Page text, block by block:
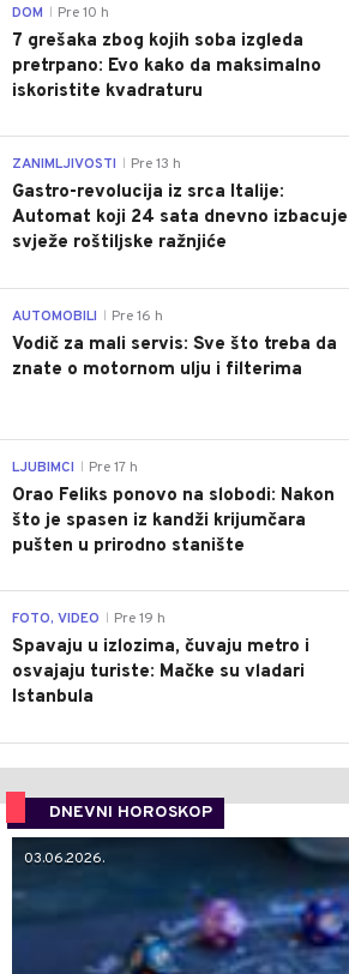
DOM Pre 10 h
7 grešaka zbog kojih soba izgleda
pretrpano: Evo kako da maksimalno
iskoristite kvadraturu
ZANIMLJIVOSTI Pre 13 h
Gastro-revolucija iz srca Italije:
Automat koji 24 sata dnevno izbacuje
svježe roštiljske ražnjiće
AUTOMOBILI Pre 16 h
Vodič za mali servis: Sve što treba da
znate o motornom ulju i filterima
LJUBIMCI Pre 17 h
Orao Feliks ponovo na slobodi: Nakon
što je spasen iz kandži krijumčara
pušten u prirodno stanište
FOTO, VIDEO Pre 19 h
Spavaju u izlozima, čuvaju metro i
osvajaju turiste: Mačke su vladari
Istanbula
DNEVNI HOROSKOP
03.06.2026.